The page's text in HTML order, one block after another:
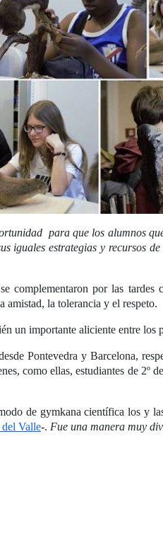
para que los alumnos
iguales estrategias y recursos
complementaron por las
amistad, la tolerancia y el respeto.
un importante aliciente entre los
Pontevedra y Barcelona,
como ellas, estudiantes de 2º
de gymkana científica los y
Valle-. Fue una manera muy